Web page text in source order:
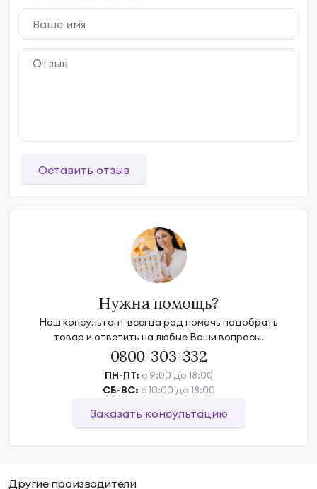
Оставить отзыв
Нужна помощь?
Наш консультант всегда рад помочь подобрать
товар и ответить на любые Ваши вопросы.
0800-303-332
ПН-ПТ: с 9:00 до 18:00
СБ-ВС: с 10:00 до 18:00
Заказать консультацию
Другие производители